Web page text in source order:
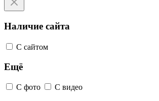
Наличие сайта
С сайтом
Ещё
С фото С видео